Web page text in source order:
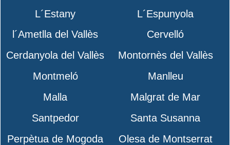
L´Estany
L´Espunyola
l´Ametlla del Vallès
Cervelló
Cerdanyola del Vallès
Montornès del Vallès
Montmeló
Manlleu
Malla
Malgrat de Mar
Santpedor
Santa Susanna
Perpètua de Mogoda
Olesa de Montserrat